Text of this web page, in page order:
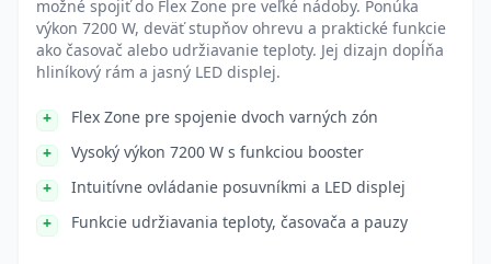
možné spojiť do Flex Zone pre veľké nádoby. Ponúka
výkon 7200 W, deväť stupňov ohrevu a praktické funkcie
ako časovač alebo udržiavanie teploty. Jej dizajn dopĺňa
hliníkový rám a jasný LED displej.
Flex Zone pre spojenie dvoch varných zón
Vysoký výkon 7200 W s funkciou booster
Intuitívne ovládanie posuvníkmi a LED displej
Funkcie udržiavania teploty, časovača a pauzy